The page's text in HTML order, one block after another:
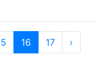
Current Page
16 17 ›